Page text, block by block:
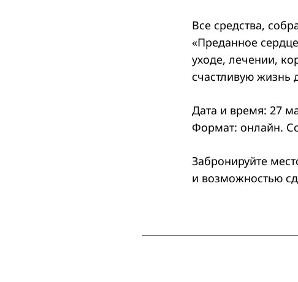
Все средства,
«Преданное
уходе, лечении,
счастливую жизнь
Дата и время: 27
Формат: онлайн.
Забронируйте
и возможностью